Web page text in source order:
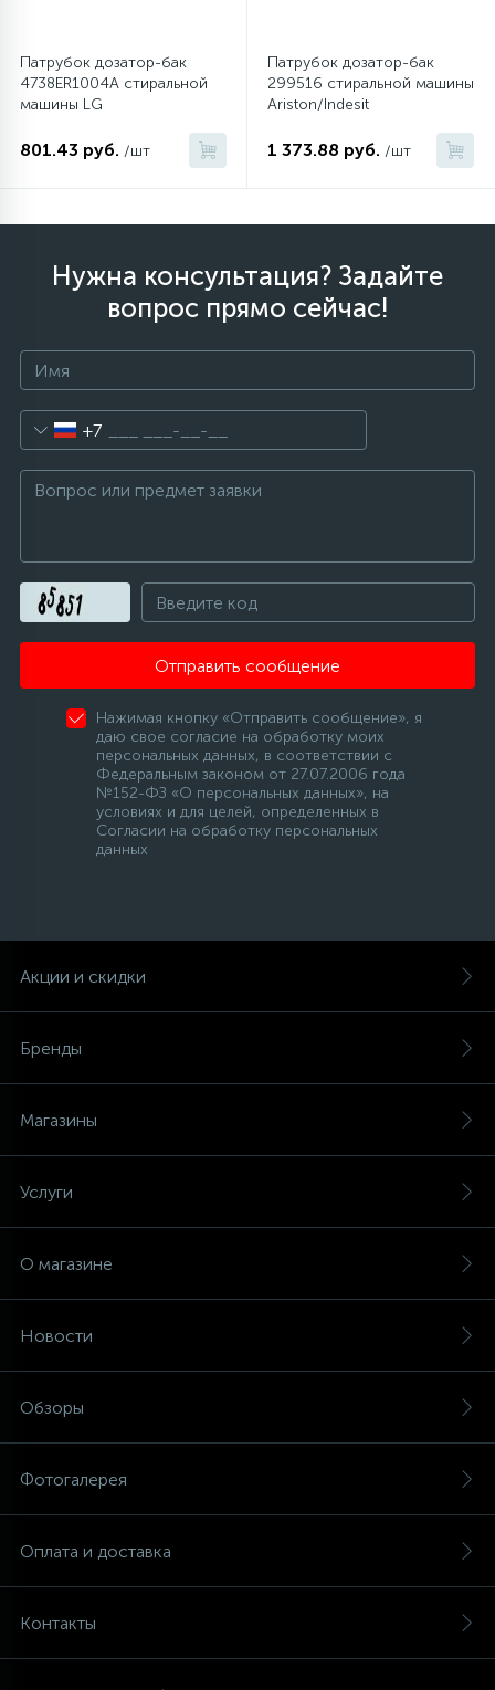
Патрубок дозатор-бак
4738ER1004A стиральной
машины LG
801.43 руб. /шт
Патрубок дозатор-бак
299516 стиральной машины
Ariston/Indesit
1 373.88 руб. /шт
Нужна консультация? Задайте
вопрос прямо сейчас!
+7
Отправить сообщение
Нажимая кнопку «Отправить сообщение», я
даю свое согласие на обработку моих
персональных данных, в соответствии с
Федеральным законом от 27.07.2006 года
№152-ФЗ «О персональных данных», на
условиях и для целей, определенных в
Согласии на обработку персональных
данных
Акции и скидки
Бренды
Магазины
Услуги
О магазине
Новости
Обзоры
Фотогалерея
Оплата и доставка
Контакты